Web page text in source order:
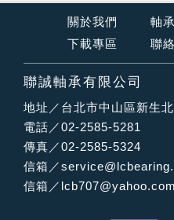
關於我們 軸
下載專區
聯
聯誠軸承有限公司
地址／台北市中山區新生
電話／02-2585-5281
傳真／02-2585-5324
信箱／
信箱／